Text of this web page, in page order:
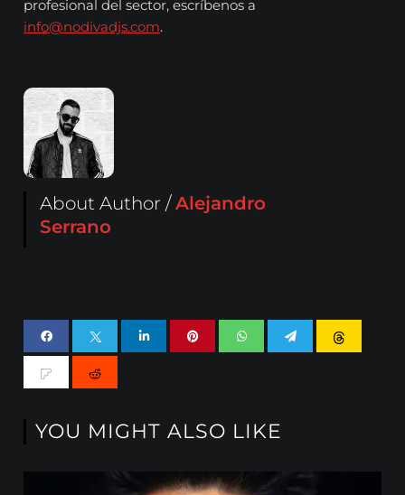
profesional del sector, escríbenos a
info@nodivadjs.com.
About Author /Alejandro
Serrano
YOU MIGHT ALSO LIKE